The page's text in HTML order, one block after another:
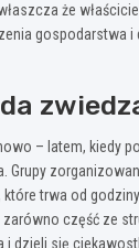
że
gospodarstwa
– latem, kiedy
Grupy
trwa od
część ze
i dzieli się